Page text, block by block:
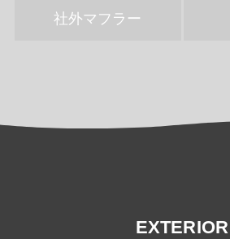
社外マフラー
EXTERIOR